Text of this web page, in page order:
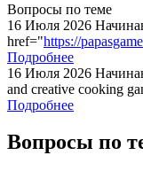
Вопросы по теме
16 Июля 2026
href="https://
Подробнее
16 Июля 2026
and creative cooking
Подробнее
Вопросы по